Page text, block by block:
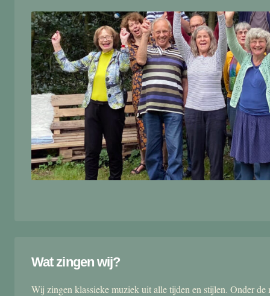
Wat zingen wij?
Wij zingen klassieke muziek uit alle tijden en stijlen. Onder